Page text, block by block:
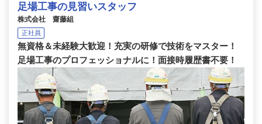
足場工事の見習いスタッフ
株式会社 齋藤組
正社員
無資格＆未経験大歓迎！充実の研修で技術をマスター！
足場工事のプロフェッショナルに！面接時履歴書不要！